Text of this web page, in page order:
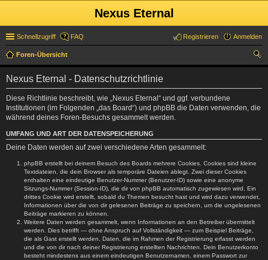
Nexus Eternal
Schnellzugriff FAQ Anmelden
Registrieren
Foren-Übersicht
uc
Nexus Eternal - Datenschutzrichtlinie
Diese Richtlinie beschreibt, wie „Nexus Eternal“ und ggf. verbundene
Institutionen (im Folgenden „das Board“) und phpBB die Daten verwenden, die
während deines Foren-Besuchs gesammelt werden.
UMFANG UND ART DER DATENSPEICHERUNG
Deine Daten werden auf zwei verschiedene Arten gesammelt:
phpBB erstellt bei deinem Besuch des Boards mehrere Cookies. Cookies sind kleine
Textdateien, die dein Browser als temporäre Dateien ablegt. Zwei dieser Cookies
enthalten eine eindeutige Benutzer-Nummer (Benutzer-ID) sowie eine anonyme
Sitzungs-Nummer (Session-ID), die dir von phpBB automatisch zugewiesen wird. Ein
drittes Cookie wird erstellt, sobald du Themen besucht hast und wird dazu verwendet,
Informationen über die von dir gelesenen Beiträge zu speichern, um die ungelesenen
Beiträge markieren zu können.
Weitere Daten werden gesammelt, wenn Informationen an den Betreiber übermittelt
werden. Dies betrifft — ohne Anspruch auf Vollständigkeit — zum Beispiel Beiträge,
die als Gast erstellt werden, Daten, die im Rahmen der Registrierung erfasst werden
und die von dir nach deiner Registrierung erstellten Nachrichten. Dein Benutzerkonto
besteht mindestens aus einem eindeutigen Benutzernamen, einem Passwort zur